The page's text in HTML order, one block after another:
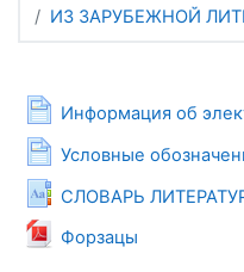
ИЗ ЗАРУБЕЖНОЙ
GeneralИнформация об
Условные
СЛОВАРЬ
Форзацы
File